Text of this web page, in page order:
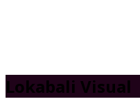
Lokabali Visual